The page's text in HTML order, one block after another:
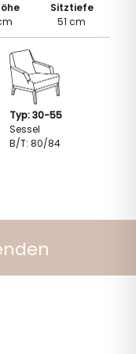
Sitztiefe
51 cm
Typ: 30-55
Sessel
B/T: 80/84